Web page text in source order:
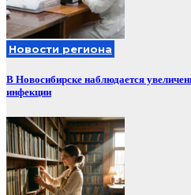
Новости региона
В Новосибирске наблюдается
инфекции